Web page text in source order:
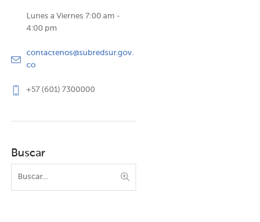
Lunes a Viernes 7:00 am -
4:00 pm
contactenos@subredsur.gov.
co
+57 (601) 7300000
Buscar